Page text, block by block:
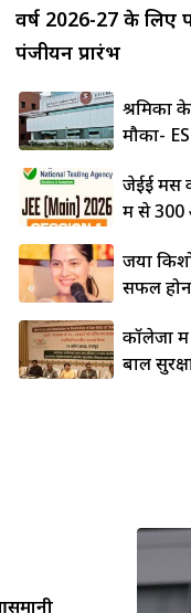
वर्ष 2026-27 के लिए
पंजीयन प्रारंभ
श्रमिकों
मौका-
जेईई मेंस
में से 300
जया
सफल
कॉलेजों में
बाल